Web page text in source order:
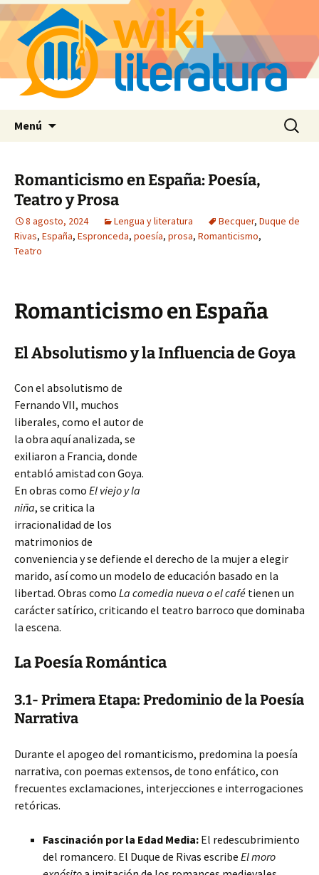
Menú Buscar:
Romanticismo en España: Poesía,
Teatro y Prosa
8 agosto, 2024 Lengua y literatura Becquer, Duque de
Rivas, España, Espronceda, poesía, prosa, Romanticismo,
Teatro
Romanticismo en España
El Absolutismo y la Influencia de Goya
Con el absolutismo de
Fernando VII, muchos
liberales, como el autor de
la obra aquí analizada, se
exiliaron a Francia, donde
entabló amistad con Goya.
En obras como El viejo y la
niña, se critica la
irracionalidad de los
matrimonios de
conveniencia y se defiende el derecho de la mujer a elegir
marido, así como un modelo de educación basado en la
libertad. Obras como La comedia nueva o el café tienen un
carácter satírico, criticando el teatro barroco que dominaba
la escena.
La Poesía Romántica
3.1- Primera Etapa: Predominio de la Poesía
Narrativa
Durante el apogeo del romanticismo, predomina la poesía
narrativa, con poemas extensos, de tono enfático, con
frecuentes exclamaciones, interjecciones e interrogaciones
retóricas.
Fascinación por la Edad Media: El redescubrimiento
del romancero. El Duque de Rivas escribe El moro